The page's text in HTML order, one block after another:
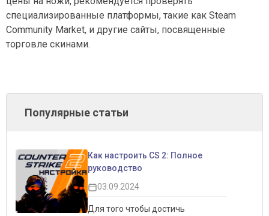
специализированные платформы, такие как Steam
Community Market, и другие сайты, посвященные
торговле скинами.
Популярные статьи
Как настроить CS 2: Полное
руководство
03.09.2024
Для того чтобы достичь